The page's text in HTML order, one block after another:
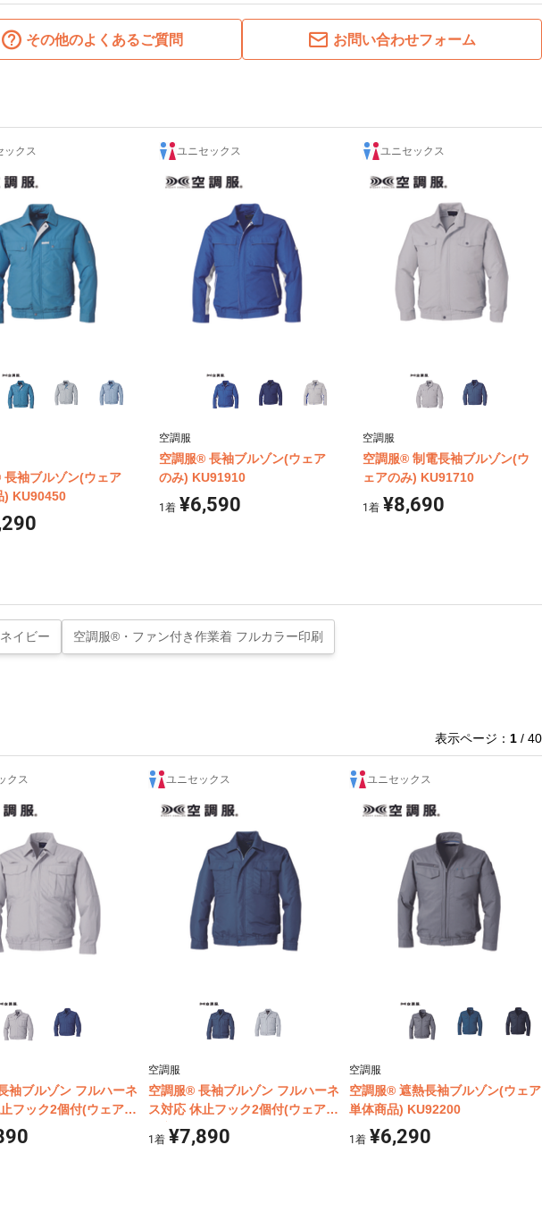
その他のよくあるご質問 お問い合わせフォーム
ックス
長袖ブルゾン(ウェア
) KU90450
ユニセックス
空調服
空調服® 長袖ブルゾン(ウェア
のみ) KU91910
1 着 ¥6,590
ユニセックス
空調服
空調服® 制電長袖ブルゾン(ウ
ェアのみ) KU91710
1着 ¥8,690
イビー 空調服®・ファン付き作業着 フルカラー印刷
表示ページ： 1 / 40
クス
袖ブルゾン フルハーネ
フック2個付(ウェア単
ユニセックス
空調服
空調服® 長袖ブルゾン フルハーネ
ス対応 休止フック2個付(ウェア単
体商品) KU9054F
1 着 ¥7,890
ユニセックス
空調服
空調服® 遮熱長袖ブルゾン(ウェア
単体商品) KU92200
1着 ¥6,290